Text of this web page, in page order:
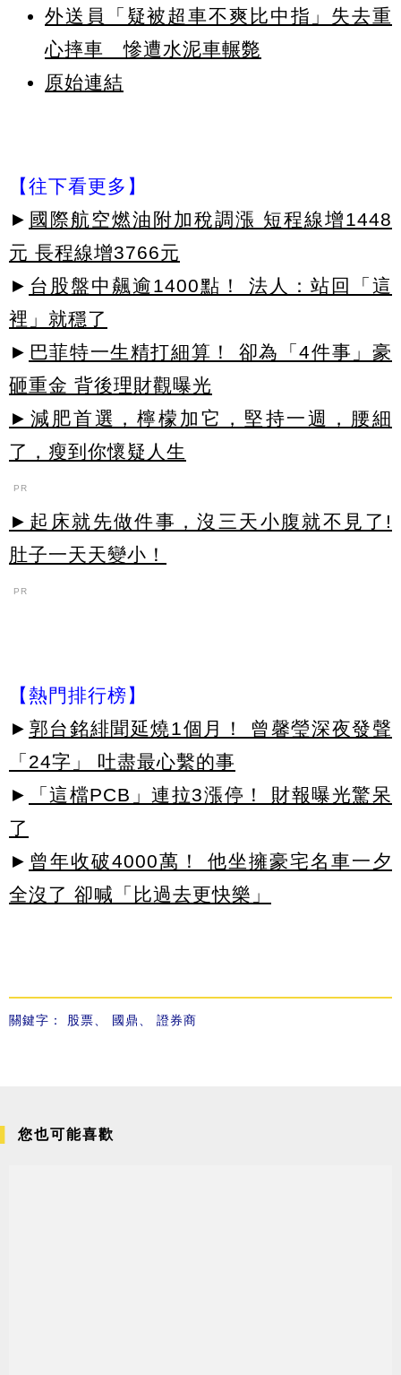
外送員「疑被超車不爽比中指」失去重
心摔車 慘遭水泥車輾斃
原始連結
【往下看更多】
► 國際航空燃油附加稅調漲 短程線增1448
元 長程線增3766元
► 台股盤中飆逾1400點！ 法人：站回「這
裡」就穩了
► 巴菲特一生精打細算！ 卻為「4件事」豪
砸重金 背後理財觀曝光
►減肥首選，檸檬加它，堅持一週，腰細
了，瘦到你懷疑人生
PR
►起床就先做件事，沒三天小腹就不見了!
肚子一天天變小！
PR
【熱門排行榜】
► 郭台銘緋聞延燒1個月！ 曾馨瑩深夜發聲
「24字」 吐盡最心繫的事
►
「這檔PCB」連拉3漲停！ 財報曝光驚呆
了
► 曾年收破4000萬！ 他坐擁豪宅名車一夕
全沒了 卻喊「比過去更快樂」
關鍵字： 股票 國鼎 證券商
您也可能喜歡